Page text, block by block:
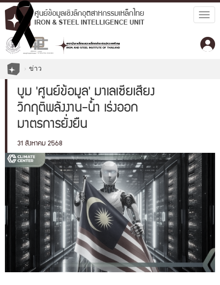
ข่าว
บูม 'ศูนย์ข้อมูล' มาเลเซียเสี่ยง
วิกฤติพลังงาน-น้ำ เร่งออก
มาตรการยั่งยืน
31 สิงหาคม 2568